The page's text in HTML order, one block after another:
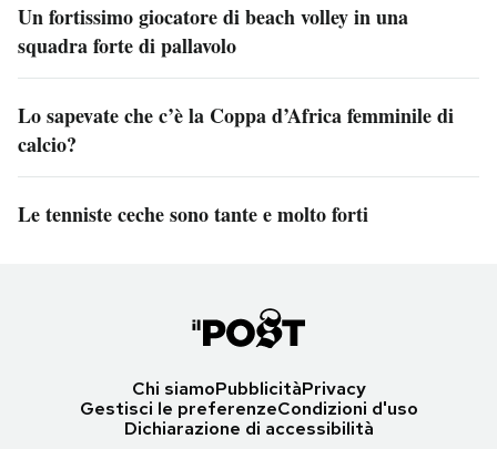
Un fortissimo giocatore di beach volley in una
squadra forte di pallavolo
Lo sapevate che c’è la Coppa d’Africa femminile di
calcio?
Le tenniste ceche sono tante e molto forti
Chi siamoPubblicitàPrivacy
Gestisci le preferenzeCondizioni d'uso
Dichiarazione di accessibilità